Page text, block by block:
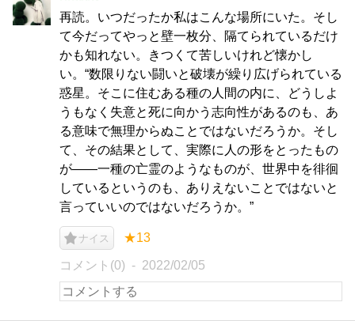
再読。いつだったか私はこんな場所にいた。そし
て今だってやっと壁一枚分、隔てられているだけ
かも知れない。きつくて苦しいけれど懐かし
い。“数限りない闘いと破壊が繰り広げられている
惑星。そこに住むある種の人間の内に、どうしよ
うもなく失意と死に向かう志向性があるのも、あ
る意味で無理からぬことではないだろうか。そし
て、その結果として、実際に人の形をとったもの
が――一種の亡霊のようなものが、世界中を徘徊
しているというのも、ありえないことではないと
言っていいのではないだろうか。”
ナイス ★13
コメント(0) 2022/02/05